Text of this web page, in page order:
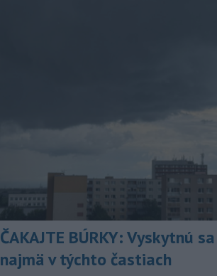
ČAKAJTE BÚRKY: Vyskytnú
najmä v týchto častiach